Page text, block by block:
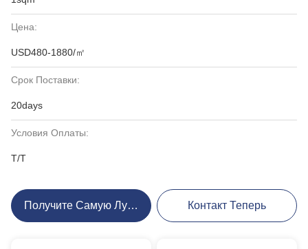
Цена:
USD480-1880/㎡
Срок Поставки:
20days
Условия Оплаты:
T/T
Получите Самую Лучшую Цену Контакт Теперь